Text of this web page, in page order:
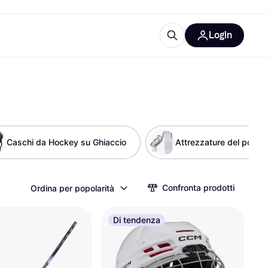
Login
Caschi da Hockey su Ghiaccio Attrezzature del
Ordina per popolarità Confronta prodotti
Di tendenza